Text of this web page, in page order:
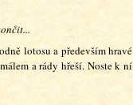
lotosu a především hravé
a rády hřeší. Noste k ní